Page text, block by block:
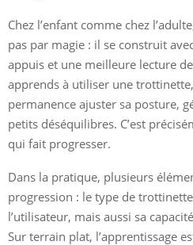
Chez l’enfant comme chez
pas par magie : il se construit
appuis et une meilleure lecture
apprends à utiliser une
permanence ajuster sa posture,
petits déséquilibres. C’est
qui fait progresser.
Dans la pratique, plusieurs
progression : le type de
l’utilisateur, mais aussi sa
Sur terrain plat, l’apprentissage